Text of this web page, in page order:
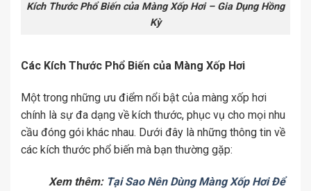
Kích Thước Phổ Biến của Màng Xốp Hơi – Gia Dụng Hồng
Kỳ
Các Kích Thước Phổ Biến của Màng Xốp Hơi
Một trong những ưu điểm nổi bật của màng xốp hơi
chính là sự đa dạng về kích thước, phục vụ cho mọi nhu
cầu đóng gói khác nhau. Dưới đây là những thông tin về
các kích thước phổ biến mà bạn thường gặp:
Xem thêm: Tại Sao Nên Dùng Màng Xốp Hơi Để